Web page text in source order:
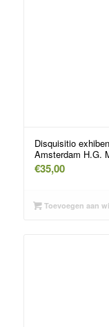
Disquisitio
Amsterdam H.G.
€35,00
Toevoegen aan